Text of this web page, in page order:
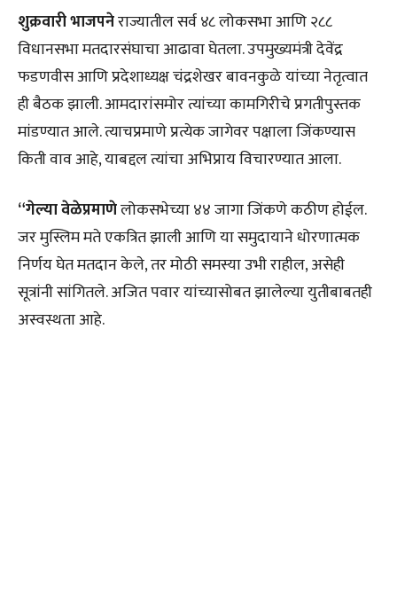
शुक्रवारी भाजपनेराज्यातील सर्व ४८ लोकसभा आणि २८८
विधानसभा मतदारसंघाचा आढावा घेतला. उपमुख्यमंत्री देवेंद्र
फडणवीस आणि प्रदेशाध्यक्ष चंद्रशेखर बावनकुळे यांच्या नेतृत्वात
ही बैठक झाली. आमदारांसमोर त्यांच्या कामगिरीचे प्रगतीपुस्तक
मांडण्यात आले. त्याचप्रमाणे प्रत्येक जागेवर पक्षाला जिंकण्यास
किती वाव आहे, याबद्दल त्यांचा अभिप्राय विचारण्यात आला.
“गेल्या वेळेप्रमाणेलोकसभेच्या ४४ जागा जिंकणे कठीण होईल.
जर मुस्लिम मते एकत्रित झाली आणि या समुदायाने धोरणात्मक
निर्णय घेत मतदान केले, तर मोठी समस्या उभी राहील, असेही
सूत्रांनी सांगितले. अजित पवार यांच्यासोबत झालेल्या युतीबाबतही
अस्वस्थता आहे.